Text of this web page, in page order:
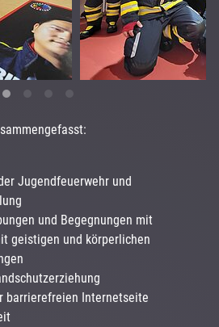
Jugendfeuerwehr und
und Begegnungen mit
geistigen und körperlichen
barrierefreien Internetseite